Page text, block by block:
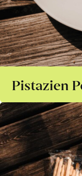
Pistazien